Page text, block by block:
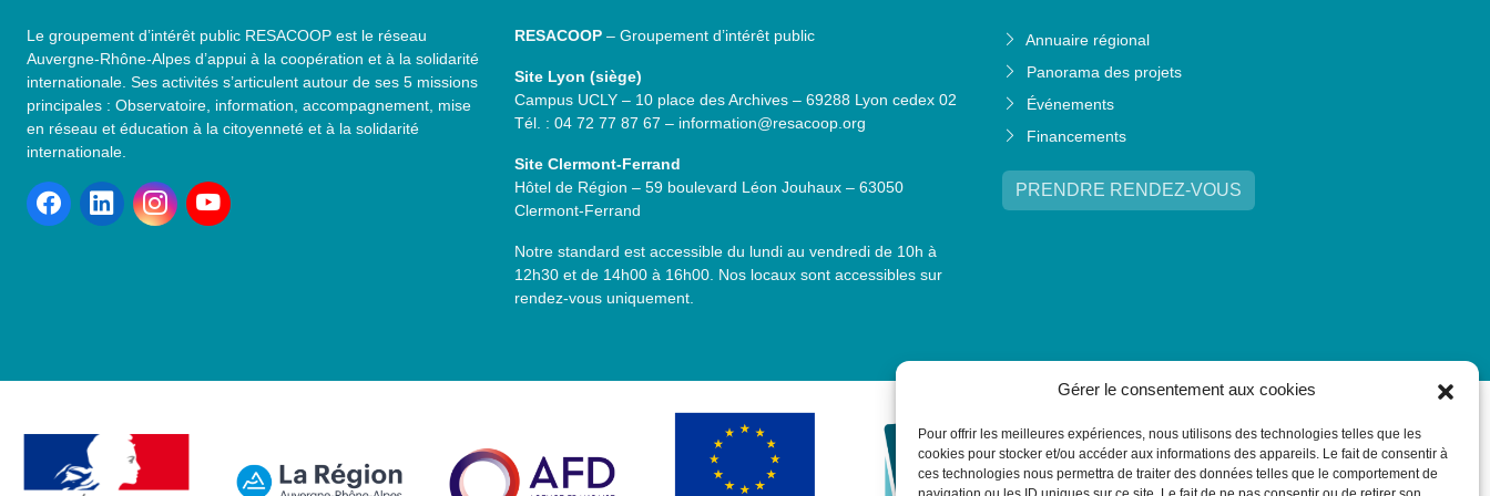
Gérer le consentement aux cookies
Pour offrir les meilleures expériences, nous utilisons des technologies telles que les
cookies pour stocker et/ou accéder aux informations des appareils. Le fait de consentir à
ces technologies nous permettra de traiter des données telles que le comportement de
Le groupement d’intérêt public RESACOOP est le réseau
Auvergne-Rhône-Alpes d’appui à la coopération et à la solidarité
internationale. Ses activités s’articulent autour de ses 5 missions
principales : Observatoire, information, accompagnement, mise
en réseau et éducation à la citoyenneté et à la solidarité
internationale.
RESACOOP – Groupement d’intérêt public
Site Lyon (siège)
Campus UCLY – 10 place des Archives – 69288 Lyon cedex 02
Tél. : 04 72 77 87 67 – information@resacoop.org
Site Clermont-Ferrand
Hôtel de Région – 59 boulevard Léon Jouhaux – 63050
Clermont-Ferrand
Notre standard est accessible du lundi au vendredi de 10h à
12h30 et de 14h00 à 16h00. Nos locaux sont accessibles sur
rendez-vous uniquement.
Annuaire régional
Panorama des projets
Événements
Financements
PRENDRE RENDEZ-VOUS